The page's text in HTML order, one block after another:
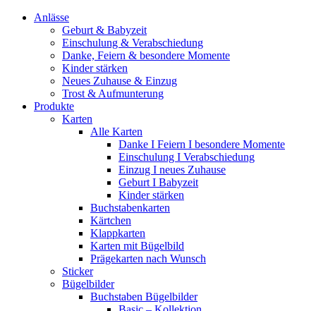
Anlässe
Geburt & Babyzeit
Einschulung & Verabschiedung
Danke, Feiern & besondere Momente
Kinder stärken
Neues Zuhause & Einzug
Trost & Aufmunterung
Produkte
Karten
Alle Karten
Danke I Feiern I besondere Momente
Einschulung I Verabschiedung
Einzug I neues Zuhause
Geburt I Babyzeit
Kinder stärken
Buchstabenkarten
Kärtchen
Klappkarten
Karten mit Bügelbild
Prägekarten nach Wunsch
Sticker
Bügelbilder
Buchstaben Bügelbilder